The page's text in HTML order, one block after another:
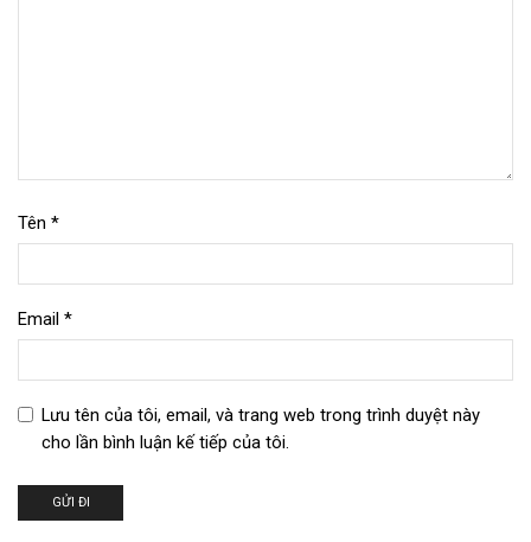
Tên *
Email *
Lưu tên của tôi, email, và trang web trong trình duyệt này
cho lần bình luận kế tiếp của tôi.